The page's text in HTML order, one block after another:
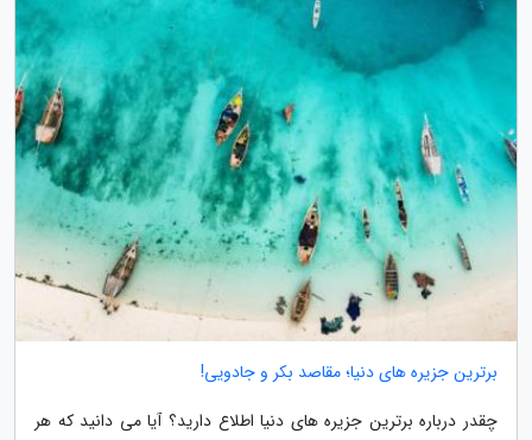
برترین جزیره های دنیا؛ مقاصد بکر و جادویی!
چقدر درباره برترین جزیره های دنیا اطلاع دارید؟ آیا می دانید که هر